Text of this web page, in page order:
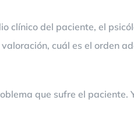
clínico del paciente, el
cuál es el orden
que sufre el paciente.